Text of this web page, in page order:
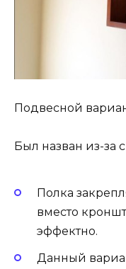
Подвесной
Был назван из-за
Полка
вместо
эффектно.
Данный